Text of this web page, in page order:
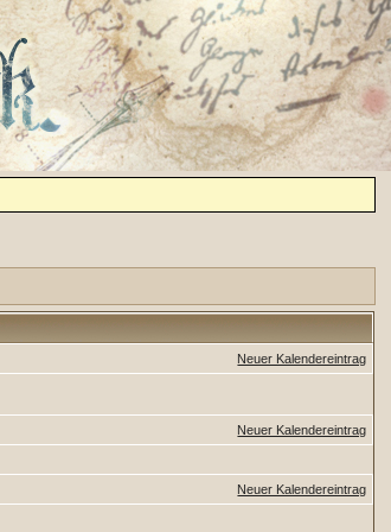
Neuer Kalendereintrag
Neuer Kalendereintrag
Neuer Kalendereintrag